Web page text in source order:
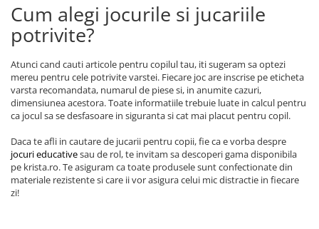
Cum alegi jocurile si jucariile
potrivite?
Atunci cand cauti articole pentru copilul tau, iti sugeram sa optezi
mereu pentru cele potrivite varstei. Fiecare joc are inscrise pe eticheta
varsta recomandata, numarul de piese si, in anumite cazuri,
dimensiunea acestora. Toate informatiile trebuie luate in calcul pentru
ca jocul sa se desfasoare in siguranta si cat mai placut pentru copil.
Daca te afli in cautare de jucarii pentru copii, fie ca e vorba despre
jocuri educativesau de rol, te invitam sa descoperi gama disponibila
pe krista.ro. Te asiguram ca toate produsele sunt confectionate din
materiale rezistente si care ii vor asigura celui mic distractie in fiecare
zi!